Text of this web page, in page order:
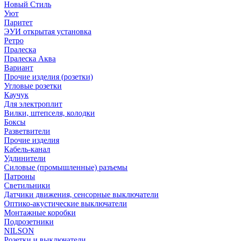
Новый Стиль
Уют
Паритет
ЭУИ открытая установка
Ретро
Пралеска
Пралеска Аква
Вариант
Прочие изделия (розетки)
Угловые розетки
Каучук
Для электроплит
Вилки, штепселя, колодки
Боксы
Разветвители
Прочие изделия
Кабель-канал
Удлинители
Силовые (промышленные) разъемы
Патроны
Светильники
Датчики движения, сенсорные выключатели
Оптико-акустические выключатели
Монтажные коробки
Подрозетники
NILSON